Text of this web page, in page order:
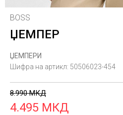
BOSS
ЏЕМПЕР
ЏЕМПЕРИ
Шифра на артикл: 50506023-454
8.990 МКД
4.495 МКД